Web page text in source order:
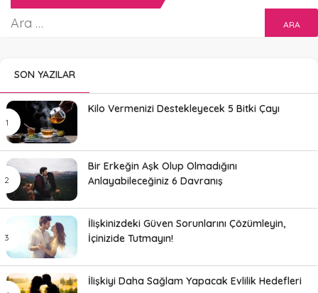
SON YAZILAR
Kilo Vermenizi Destekleyecek 5 Bitki Çayı
Bir Erkeğin Aşk Olup Olmadığını
Anlayabileceğiniz 6 Davranış
İlişkinizdeki Güven Sorunlarını Çözümleyin,
İçinizide Tutmayın!
İlişkiyi Daha Sağlam Yapacak Evlilik Hedefleri